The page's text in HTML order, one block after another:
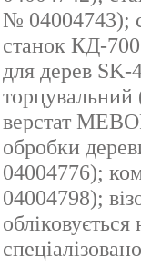
№ 04004743);
станок КД-
для дерев
верстат
обробки
04004776);
04004798);